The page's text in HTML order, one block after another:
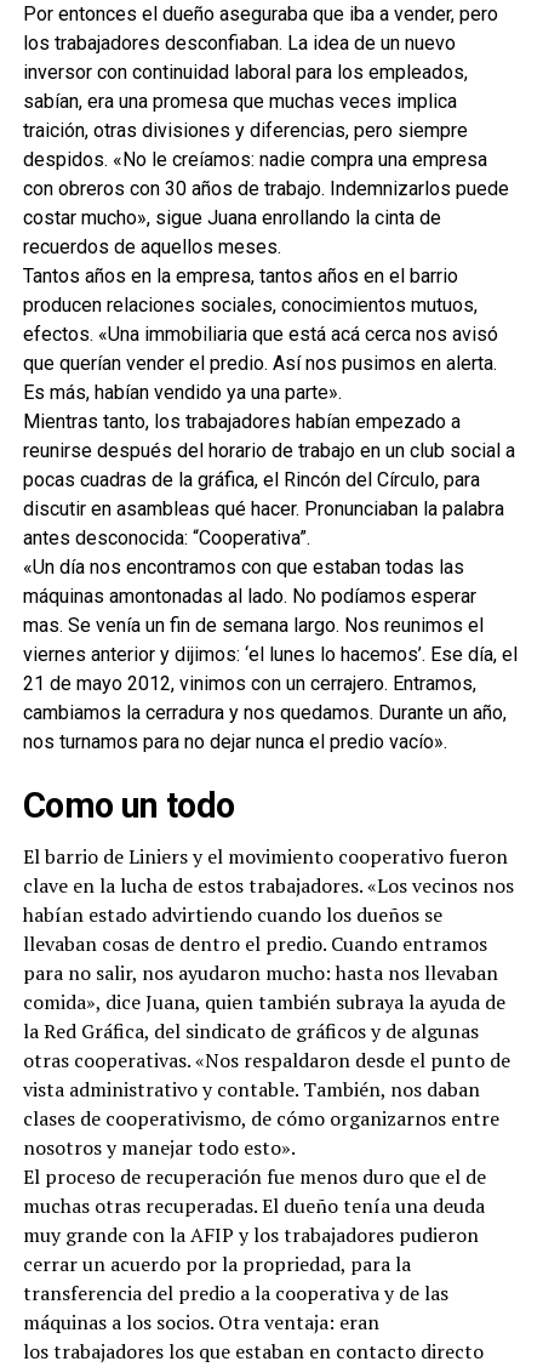
Por entonces el dueño aseguraba que iba a vender, pero
los trabajadores desconfiaban. La idea de un nuevo
inversor con continuidad laboral para los empleados,
sabían, era una promesa que muchas veces implica
traición, otras divisiones y diferencias, pero siempre
despidos. «No le creíamos: nadie compra una empresa
con obreros con 30 años de trabajo. Indemnizarlos puede
costar mucho», sigue Juana enrollando la cinta de
recuerdos de aquellos meses.
Tantos años en la empresa, tantos años en el barrio
producen relaciones sociales, conocimientos mutuos,
efectos. «Una immobiliaria que está acá cerca nos avisó
que querían vender el predio. Así nos pusimos en alerta.
Es más, habían vendido ya una parte».
Mientras tanto, los trabajadores habían empezado a
reunirse después del horario de trabajo en un club social a
pocas cuadras de la gráfica, el Rincón del Círculo, para
discutir en asambleas qué hacer. Pronunciaban la palabra
antes desconocida: “Cooperativa”.
«Un día nos encontramos con que estaban todas las
máquinas amontonadas al lado. No podíamos esperar
mas. Se venía un fin de semana largo. Nos reunimos el
viernes anterior y dijimos: ‘el lunes lo hacemos’. Ese día, el
21 de mayo 2012, vinimos con un cerrajero. Entramos,
cambiamos la cerradura y nos quedamos. Durante un año,
nos turnamos para no dejar nunca el predio vacío».
Como un todo
El barrio de Liniers y el movimiento cooperativo fueron
clave en la lucha de estos trabajadores. «Los vecinos nos
habían estado advirtiendo cuando los dueños se
llevaban cosas de dentro el predio. Cuando entramos
para no salir, nos ayudaron mucho: hasta nos llevaban
comida», dice Juana, quien también subraya la ayuda de
la Red Gráfica, del sindicato de gráficos y de algunas
otras cooperativas. «Nos respaldaron desde el punto de
vista administrativo y contable. También, nos daban
clases de cooperativismo, de cómo organizarnos entre
nosotros y manejar todo esto».
El proceso de recuperación fue menos duro que el de
muchas otras recuperadas. El dueño tenía una deuda
muy grande con la AFIP y los trabajadores pudieron
cerrar un acuerdo por la propriedad, para la
transferencia del predio a la cooperativa y de las
máquinas a los socios. Otra ventaja: eran
los trabajadores los que estaban en contacto directo